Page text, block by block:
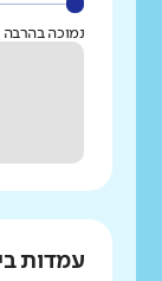
נמוכה בהרבה
עמדות